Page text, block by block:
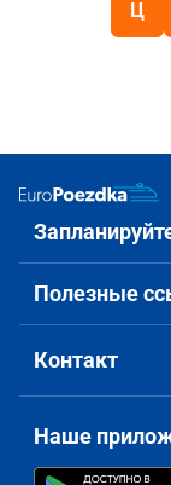
Ц
Полезные
Контакт
Наше